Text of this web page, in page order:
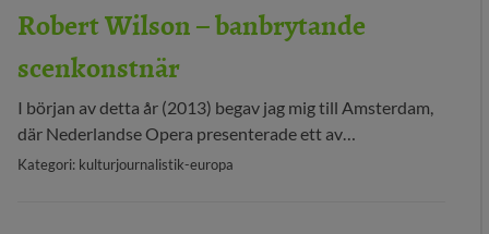
Robert Wilson – banbrytande
scenkonstnär
I början av detta år (2013) begav jag mig till Amsterdam,
där Nederlandse Opera presenterade ett av…
Kategori: kulturjournalistik-europa